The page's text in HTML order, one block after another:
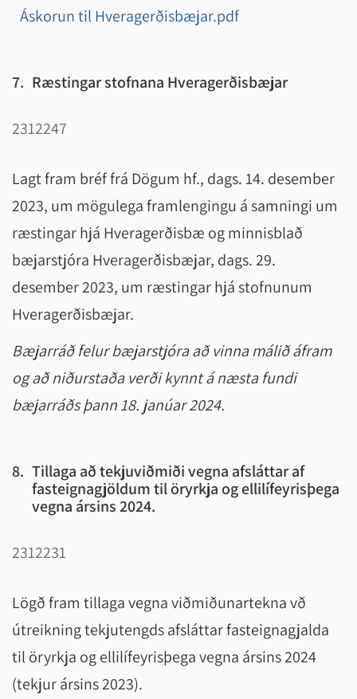
Áskorun til Hveragerðisbæjar.pdf
7. Ræstingar stofnana Hveragerðisbæjar
2312247
Lagt fram bréf frá Dögum hf., dags. 14. desember
2023, um mögulega framlengingu á samningi um
ræstingar hjá Hveragerðisbæ og minnisblað
bæjarstjóra Hveragerðisbæjar, dags. 29.
desember 2023, um ræstingar hjá stofnunum
Hveragerðisbæjar.
Bæjarráð felur bæjarstjóra að vinna málið áfram
og að niðurstaða verði kynnt á næsta fundi
bæjarráðs þann 18. janúar 2024.
8. Tillaga að tekjuviðmiði vegna afsláttar af
fasteignagjöldum til öryrkja og ellilífeyrisþega
vegna ársins 2024.
2312231
Lögð fram tillaga vegna viðmiðunartekna vð
útreikning tekjutengds afsláttar fasteignagjalda
til öryrkja og ellilífeyrisþega vegna ársins 2024
(tekjur ársins 2023).